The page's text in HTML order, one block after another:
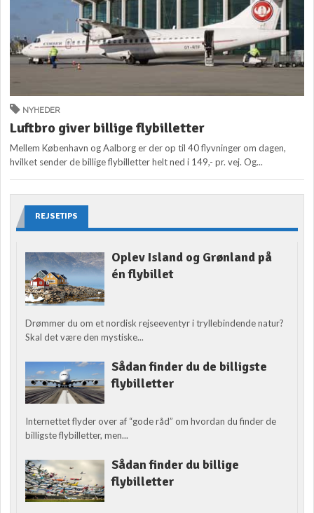
NYHEDER
Luftbro giver billige flybilletter
Mellem København og Aalborg er der op til 40 flyvninger om dagen,
hvilket sender de billige flybilletter helt ned i 149,- pr. vej. Og...
REJSETIPS
Oplev Island og Grønland på
én flybillet
Drømmer du om et nordisk rejseeventyr i tryllebindende natur?
Skal det være den mystiske...
Sådan finder du de billigste
flybilletter
Internettet flyder over af “gode råd” om hvordan du finder de
billigste flybilletter, men...
Sådan finder du billige
flybilletter